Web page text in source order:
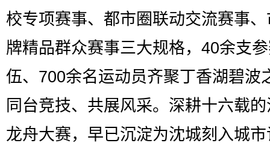
校专项赛事、都市圈联动交流赛事
牌精品群众赛事三大规格，40余支
伍、700余名运动员齐聚丁香湖碧波
同台竞技、共展风采。深耕十六载
龙舟大赛，早已沉淀为沈城刻入城